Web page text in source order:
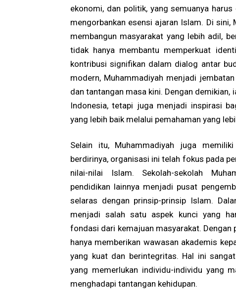
ekonomi, dan politik, yang semuanya
mengorbankan esensi ajaran Islam. Di
membangun masyarakat yang lebih adil,
tidak hanya membantu memperkuat
kontribusi signifikan dalam dialog antar
modern, Muhammadiyah menjadi
dan tantangan masa kini. Dengan
Indonesia, tetapi juga menjadi inspirasi
yang lebih baik melalui pemahaman yang
Selain itu, Muhammadiyah juga
berdirinya, organisasi ini telah fokus pada
nilai-nilai Islam. Sekolah-sekolah
pendidikan lainnya menjadi pusat
selaras dengan prinsip-prinsip Islam.
menjadi salah satu aspek kunci yang
fondasi dari kemajuan masyarakat.
hanya memberikan wawasan akademis
yang kuat dan berintegritas. Hal ini
yang memerlukan individu-individu yang
menghadapi tantangan kehidupan.